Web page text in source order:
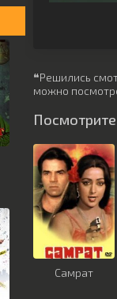
❝Решились
можно
Самрат